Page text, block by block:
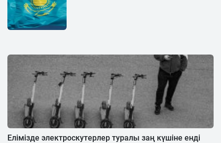
Елімізде электроскутерлер туралы заң күшіне енді